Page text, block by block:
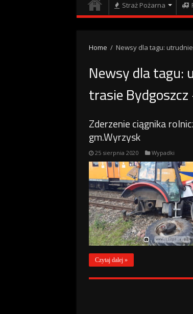
Straż Pożarna
Home / Newsy dla tagu:
Newsy dla tagu:
trasie Bydgoszcz
Zderzenie ciągnika
gm.Wyrzysk
25 sierpnia 2020 Wypadki
Czytaj dalej »